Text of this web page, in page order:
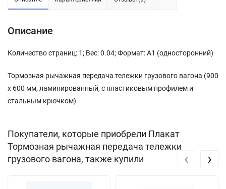
Описание
Количество страниц: 1; Вес: 0.04; Формат: А1 (односторонний)
Тормозная рычажная передача тележки грузового вагона (900
х 600 мм, ламинированный, с пластиковым профилем и
стальным крючком)
Покупатели, которые приобрели Плакат
Тормозная рычажная передача тележки
грузового вагона, также купили
‹ ›